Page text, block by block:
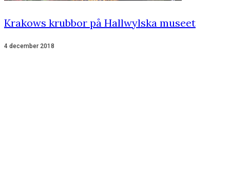
Krakows krubbor på Hallwylska museet
4 december 2018